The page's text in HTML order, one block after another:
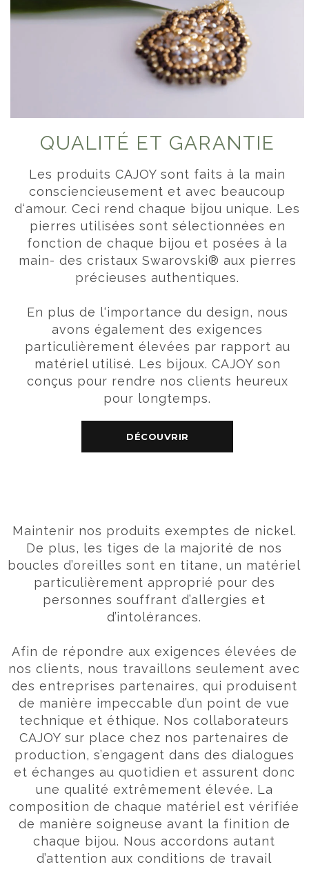
QUALITÉ ET GARANTIE
Les produits CAJOY sont faits à la main
consciencieusement et avec beaucoup
d‘amour. Ceci rend chaque bijou unique. Les
pierres utilisées sont sélectionnées en
fonction de chaque bijou et posées à la
main- des cristaux Swarovski® aux pierres
précieuses authentiques.
En plus de l‘importance du design, nous
avons également des exigences
particulièrement élevées par rapport au
matériel utilisé. Les bijoux. CAJOY son
conçus pour rendre nos clients heureux
pour longtemps.
DÉCOUVRIR
Maintenir nos produits exemptes de nickel.
De plus, les tiges de la majorité de nos
boucles d’oreilles sont en titane, un matériel
particulièrement approprié pour des
personnes souffrant d’allergies et
d’intolérances.
Afin de répondre aux exigences élevées de
nos clients, nous travaillons seulement avec
des entreprises partenaires, qui produisent
de manière impeccable d’un point de vue
technique et éthique. Nos collaborateurs
CAJOY sur place chez nos partenaires de
production, s’engagent dans des dialogues
et échanges au quotidien et assurent donc
une qualité extrêmement élevée. La
composition de chaque matériel est vérifiée
de manière soigneuse avant la finition de
chaque bijou. Nous accordons autant
d’attention aux conditions de travail